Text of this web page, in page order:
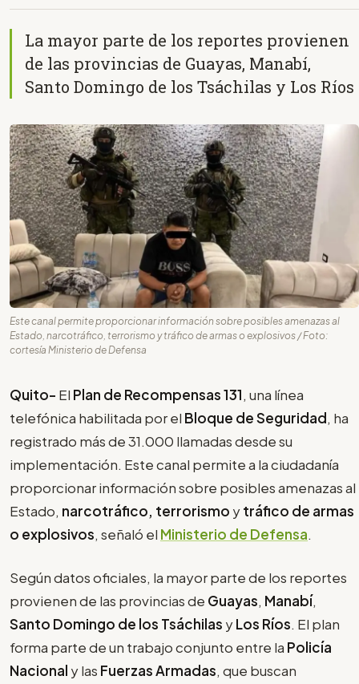
La mayor parte de los reportes provienen
de las provincias de Guayas, Manabí,
Santo Domingo de los Tsáchilas y Los Ríos
Este canal permite proporcionar información sobre posibles amenazas al
Estado, narcotráfico, terrorismo y tráfico de armas o explosivos / Foto:
cortesía Ministerio de Defensa
Quito- El Plan de Recompensas 131, una línea
telefónica habilitada por el Bloque de Seguridad, ha
registrado más de 31.000 llamadas desde su
implementación. Este canal permite a la ciudadanía
proporcionar información sobre posibles amenazas al
Estado, narcotráfico, terrorismo ytráfico de armas
o explosivos, señaló el Ministerio de Defensa.
Según datos oficiales, la mayor parte de los reportes
provienen de las provincias de Guayas, Manabí,
Santo Domingo de los Tsáchilas yLos Ríos. El plan
forma parte de un trabajo conjunto entre la Policía
Nacional y las Fuerzas Armadas, que buscan